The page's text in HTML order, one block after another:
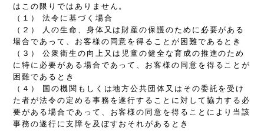
はこの限りではありません。
（１） 法令に基づく場合
（２） 人の生命、身体又は財産の保護のために必要がある
場合であって、お客様の同意を得ることが困難であるとき
（３） 公衆衛生の向上又は児童の健全な育成の推進のため
に特に必要がある場合であって、お客様の同意を得ることが
困難であるとき
（４） 国の機関もしくは地方公共団体又はその委託を受け
た者が法令の定める事務を遂行することに対して協力する必
要がある場合であって、お客様の同意を得ることにより当該
事務の遂行に支障を及ぼすおそれがあるとき